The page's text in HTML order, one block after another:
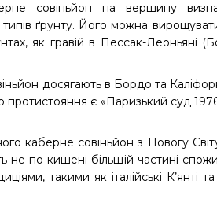
совіньйон на вершину
ґрунту. Його можна
як гравій в Пессак-Леоньяні
досягають в Бордо та
є «Паризький суд
каберне совіньйон з Новогу
не по кишені більшій частині
такими як італійські